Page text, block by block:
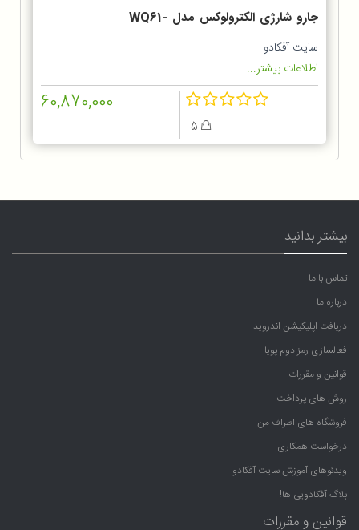
جارو شارژی الکترولوکس مدل WQ61-
1OGG
سایت آفکادو
اطلاعات بیشتر...
60,870,000
بیشتر بدانید
تماس با ما
درباره ما
دریافت اپلیکیشن اندروید
فعالسازی رمز دوم پویا
قوانین و مقررات
روش های پرداخت
فروشگاه های اطراف من
درخواست همکاری
ویدئوهای آموزش سایت آفکادو
بلاگ آفکادویی ها!
قوانین و مقررات